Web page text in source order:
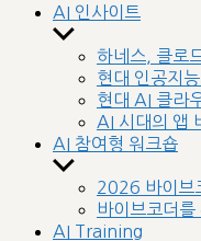
AI 인사이트
Show
sub
menu
하네스, 클로
현대 인공지
현대 AI 클라
AI 시대의 앱
AI 참여형 워크숍
Show
sub
menu
2026 바이브
바이브코더
AI Training